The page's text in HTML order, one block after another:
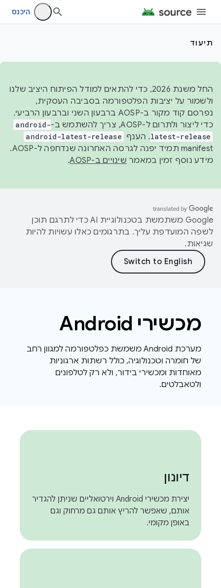
היכנס
תיעוד
החל משנת 2026, כדי להתאים למודל הפיתוח היציב שלנו
ולשמור על יציבות הפלטפורמה בסביבה העסקית,
נפרסם קוד מקור ב-AOSP ברבעון השני וברבעון הרביעי.
כדי ליצור ולתרום ל-AOSP, צריך להשתמש ב-
android-
latest-release. הענף android-latest-release
manifest תמיד יפנה לגרסה האחרונה שנדחפה ל-AOSP.
מידע נוסף זמין במאמר שינויים ב-AOSP .
‫Google משתמשת בטכנולוגיית AI כדי לתרגם תוכן
לשפה המועדפת עליך. בתרגומים כאלו עשויות להיות
שגיאות.
מכשירי Android
מערכת Android משמשת כפלטפורמה למגוון רחב
של חומרה וטכנולוגיה, כולל רשתות ארגוניות
מאוחדות ומכשירי בידור, ולא רק לטלפונים
ולטאבלטים.
דיונון
יצירת מכשירי Android וירטואליים שניתן להגדיר
אותם, שאפשר להריץ אותם גם מרחוק וגם
באופן מקומי.